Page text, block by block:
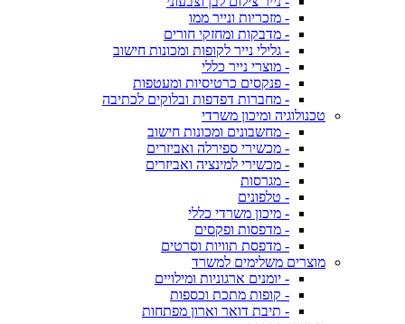
- מזכריות ונייר ממו
- מדבקות ומחזקי חורים
- גלילי נייר לקופות ומכונות חישוב
- מוצרי נייר כללי
- פנקסים כרטיסיות ומעטפות
- מחברות דפדפות ובלוקים לכתיבה
טכנולוגיה ומיכון משרדי
- מחשבונים ומכונות חישוב
- מכשירי ספירלה ואביזרים
- מכשירי למינציה ואביזרים
- מגרסות
- טלפונים
- מיכון משרדי כללי
- מדפסות ופקסים
- מדפסת תוויות וסרטים
מוצרים משלימים למשרד
- יומנים ארגוניות ומילויים
- קופות מתכת וכספות
- תיבת דואר וארון מפתחות